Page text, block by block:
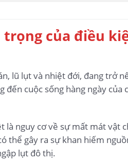
trọng của điều
lũ lụt và nhiệt đới, đang trở
cuộc sống hàng ngày của
nguy cơ về sự mất mát vật
thể gây ra sự khan hiếm
lụt đô thị.